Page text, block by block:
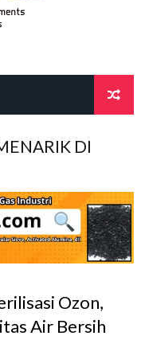
DI
Ozon,
Air Bersih